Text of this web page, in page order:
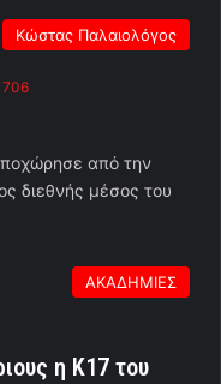
Κώστας Παλαιολόγος
706
από την
διεθνής μέσος του
ΑΚΑΔΗΜΙΕΣ
η Κ17 του